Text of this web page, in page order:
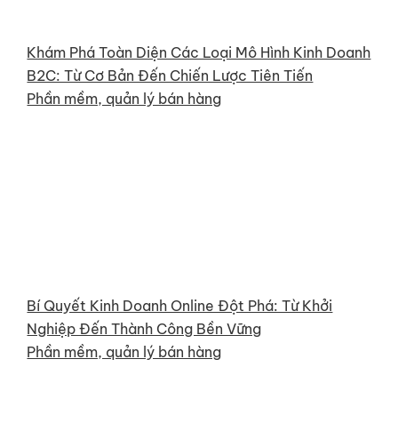
Khám Phá Toàn Diện Các Loại Mô Hình Kinh Doanh
B2C: Từ Cơ Bản Đến Chiến Lược Tiên Tiến
Phần mềm, quản lý bán hàng
Bí Quyết Kinh Doanh Online Đột Phá: Từ Khởi
Nghiệp Đến Thành Công Bền Vững
Phần mềm, quản lý bán hàng